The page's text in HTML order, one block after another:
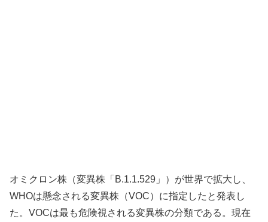
オミクロン株（変異株「B.1.1.529」）が世界で拡大し、
WHOは懸念される変異株（VOC）に指定したと発表し
た。VOCは最も危険視される変異株の分類である。現在